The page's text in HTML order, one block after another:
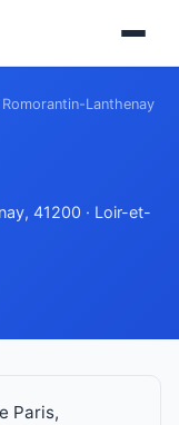
Romorantin-Lanthenay
41200 · Loir-et-
Paris,